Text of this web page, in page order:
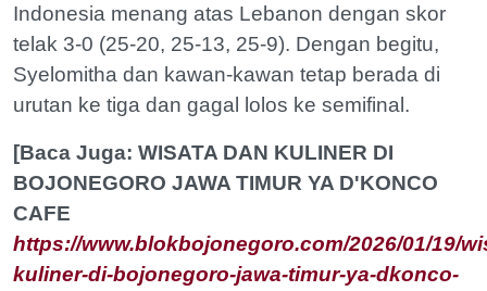
Indonesia menang atas Lebanon dengan skor
telak 3-0 (25-20, 25-13, 25-9). Dengan begitu,
Syelomitha dan kawan-kawan tetap berada di
urutan ke tiga dan gagal lolos ke semifinal.
[Baca Juga: WISATA DAN KULINER DI
BOJONEGORO JAWA TIMUR YA D'KONCO
CAFE
https://www.blokbojonegoro.com/2026/01/19/
kuliner-di-bojonegoro-jawa-timur-ya-dkonco-